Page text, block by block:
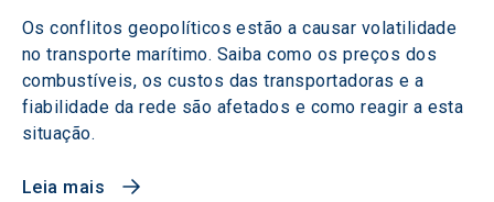
Os conflitos geopolíticos estão a causar volatilidade
no transporte marítimo. Saiba como os preços dos
combustíveis, os custos das transportadoras e a
fiabilidade da rede são afetados e como reagir a esta
situação.
Leia mais